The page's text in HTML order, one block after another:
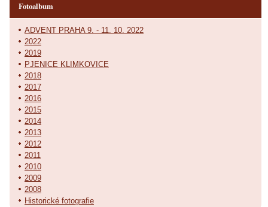
Fotoalbum
ADVENT PRAHA 9. - 11. 10. 2022
2022
2019
PJENICE KLIMKOVICE
2018
2017
2016
2015
2014
2013
2012
2011
2010
2009
2008
Historické fotografie